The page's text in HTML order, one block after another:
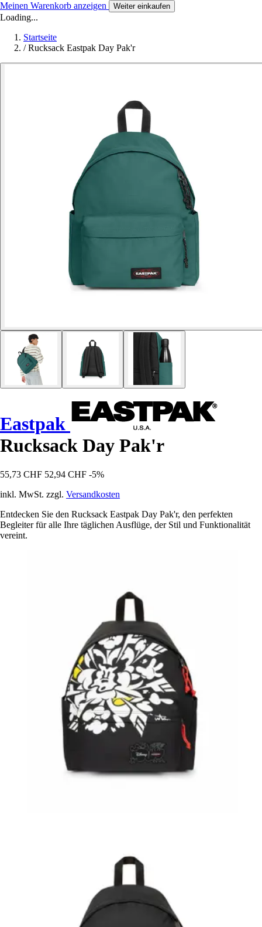
Meinen Warenkorb anzeigen Weiter einkaufen
Loading...
Startseite
/ Rucksack Eastpak Day Pak'r
Eastpak
Rucksack Day Pak'r
55,73 CHF 52,94 CHF -5%
inkl. MwSt. zzgl. Versandkosten
Entdecken Sie den Rucksack Eastpak Day Pak'r, den perfekten
Begleiter für alle Ihre täglichen Ausflüge, der Stil und Funktionalität
vereint.